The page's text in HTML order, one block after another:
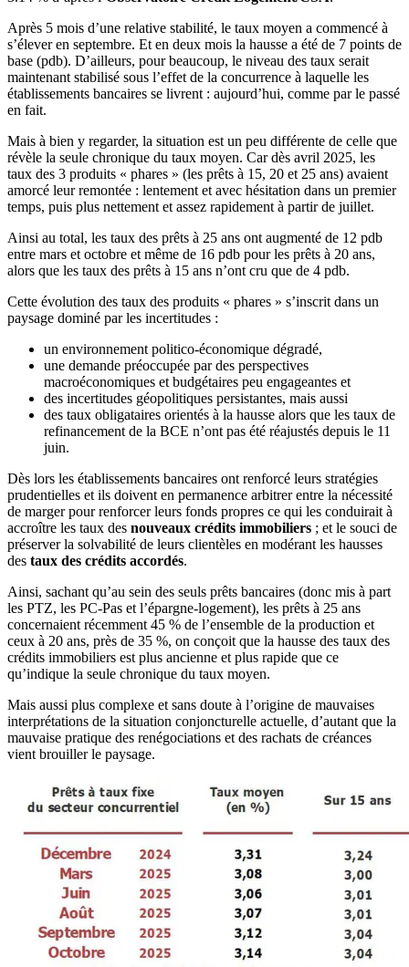
Après 5 mois d’une relative stabilité, le taux moyen a commencé à
s’élever en septembre. Et en deux mois la hausse a été de 7 points de
base (pdb). D’ailleurs, pour beaucoup, le niveau des taux serait
maintenant stabilisé sous l’effet de la concurrence à laquelle les
établissements bancaires se livrent : aujourd’hui, comme par le passé
en fait.
Mais à bien y regarder, la situation est un peu différente de celle que
révèle la seule chronique du taux moyen. Car dès avril 2025, les
taux des 3 produits « phares » (les prêts à 15, 20 et 25 ans) avaient
amorcé leur remontée : lentement et avec hésitation dans un premier
temps, puis plus nettement et assez rapidement à partir de juillet.
Ainsi au total, les taux des prêts à 25 ans ont augmenté de 12 pdb
entre mars et octobre et même de 16 pdb pour les prêts à 20 ans,
alors que les taux des prêts à 15 ans n’ont cru que de 4 pdb.
Cette évolution des taux des produits « phares » s’inscrit dans un
paysage dominé par les incertitudes :
un environnement politico-économique dégradé,
une demande préoccupée par des perspectives
macroéconomiques et budgétaires peu engageantes et
des incertitudes géopolitiques persistantes, mais aussi
des taux obligataires orientés à la hausse alors que les taux de
refinancement de la BCE n’ont pas été réajustés depuis le 11
juin.
Dès lors les établissements bancaires ont renforcé leurs stratégies
prudentielles et ils doivent en permanence arbitrer entre la nécessité
de marger pour renforcer leurs fonds propres ce qui les conduirait à
accroître les taux des nouveaux crédits immobiliers ; et le souci de
préserver la solvabilité de leurs clientèles en modérant les hausses
des taux des crédits accordés.
Ainsi, sachant qu’au sein des seuls prêts bancaires (donc mis à part
les PTZ, les PC-Pas et l’épargne-logement), les prêts à 25 ans
concernaient récemment 45 % de l’ensemble de la production et
ceux à 20 ans, près de 35 %, on conçoit que la hausse des taux des
crédits immobiliers est plus ancienne et plus rapide que ce
qu’indique la seule chronique du taux moyen.
Mais aussi plus complexe et sans doute à l’origine de mauvaises
interprétations de la situation conjoncturelle actuelle, d’autant que la
mauvaise pratique des renégociations et des rachats de créances
vient brouiller le paysage.